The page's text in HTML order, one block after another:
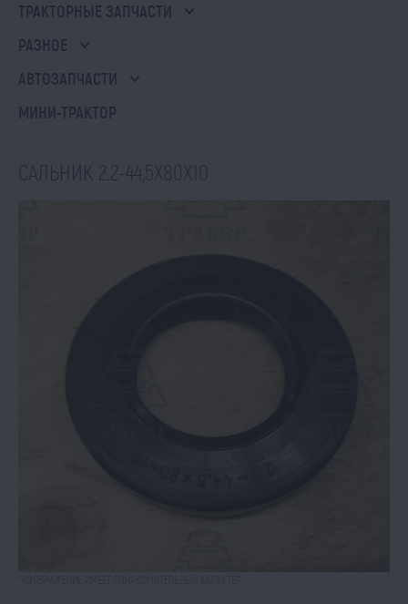
ТРАКТОРНЫЕ ЗАПЧАСТИ
РАЗНОЕ
АВТОЗАПЧАСТИ
МИНИ-ТРАКТОР
САЛЬНИК 2.2-44,5Х80Х10